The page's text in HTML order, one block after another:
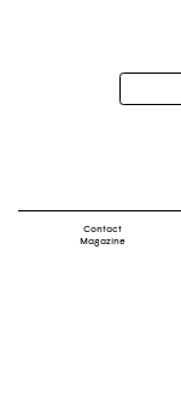
Navigation
Contact
Magazine